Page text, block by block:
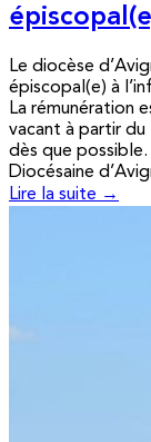
Le diocèse
épiscopal(e) à
La rémunération
vacant à partir du
dès que
Diocésaine
Lire la suite →